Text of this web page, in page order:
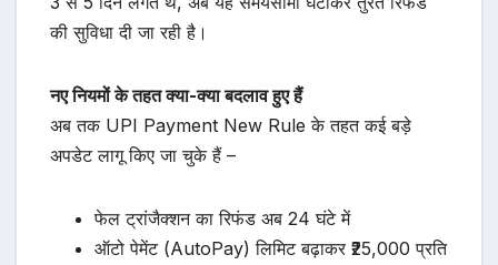
की सुविधा दी जा रही है।
नए नियमों के तहत क्या-क्या बदलाव हुए हैं
अब तक UPI Payment New Rule के तहत कई बड़े
अपडेट लागू किए जा चुके हैं –
फेल ट्रांजैक्शन का रिफंड अब 24 घंटे में
ऑटो पेमेंट (AutoPay) लिमिट बढ़ाकर ₹25,000 प्रति